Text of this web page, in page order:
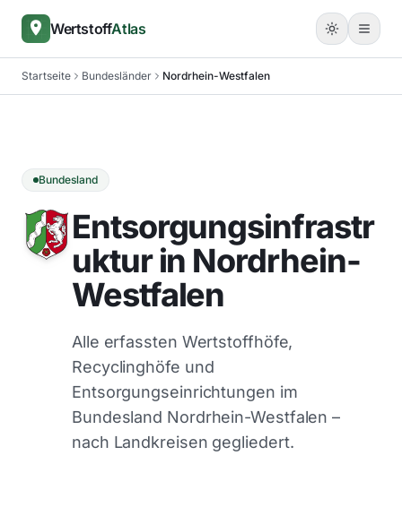
WertstoffAtlas
Startseite Bundesländer Nordrhein-Westfalen
Bundesland
Entsorgungsinfrastr
uktur in Nordrhein-
Westfalen
Alle erfassten Wertstoffhöfe,
Recyclinghöfe und
Entsorgungseinrichtungen im
Bundesland Nordrhein-Westfalen –
nach Landkreisen gegliedert.